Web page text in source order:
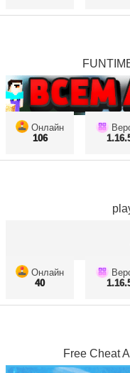
Онлайн
106
Онлайн
40
Free Cheat